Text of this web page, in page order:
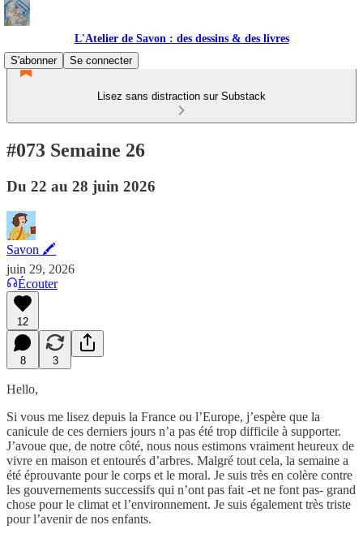
L'Atelier de Savon : des dessins & des livres
S'abonner
Se connecter
Lisez sans distraction sur Substack
#073 Semaine 26
Du 22 au 28 juin 2026
Savon 🖍
juin 29, 2026
Écouter
12
8 3
Hello,
Si vous me lisez depuis la France ou l’Europe, j’espère que la
canicule de ces derniers jours n’a pas été trop difficile à supporter.
J’avoue que, de notre côté, nous nous estimons vraiment heureux de
vivre en maison et entourés d’arbres. Malgré tout cela, la semaine a
été éprouvante pour le corps et le moral. Je suis très en colère contre
les gouvernements successifs qui n’ont pas fait -et ne font pas- grand
chose pour le climat et l’environnement. Je suis également très triste
pour l’avenir de nos enfants.